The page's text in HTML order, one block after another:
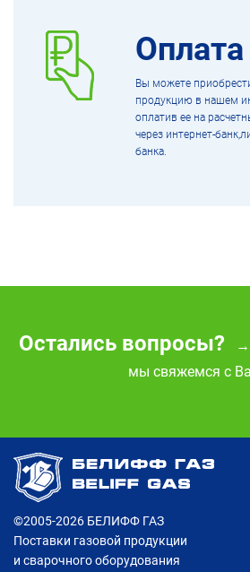
Оплата
Вы можете
продукцию в нашем
оплатив ее на
через интернет-
банка.
Остались вопросы? →
мы свяжемся с
©2005-2026 БЕЛИФФ ГАЗ
Поставки газовой продукции
и сварочного оборудования